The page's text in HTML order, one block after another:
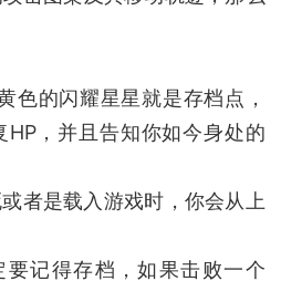
色的闪耀星星就是存档点，
，并且告知你如今身处的
者是载入游戏时，你会从上
记得存档，如果击败一个